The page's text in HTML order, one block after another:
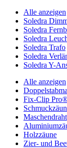
Alle anzeigen
Soledra
Soledra
Soledra
Soledra Trafo
Soledra
Soledra Y-
Alle anzeigen
Fix-Clip
Maschendraht
Holzzäune
Zier- und